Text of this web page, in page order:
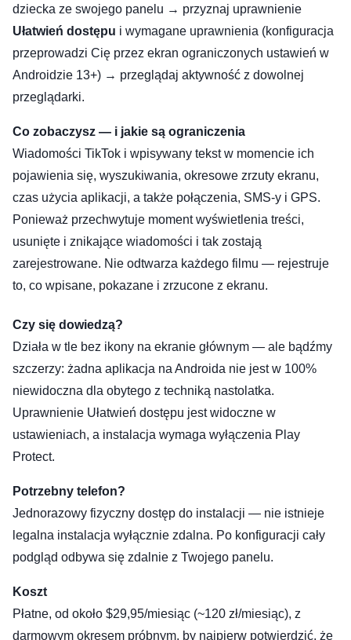
dziecka ze swojego panelu → przyznaj uprawnienie
Ułatwień dostępu i wymagane uprawnienia (konfiguracja
przeprowadzi Cię przez ekran ograniczonych ustawień w
Androidzie 13+) → przeglądaj aktywność z dowolnej
przeglądarki.
Co zobaczysz — i jakie są ograniczenia
Wiadomości TikTok i wpisywany tekst w momencie ich
pojawienia się, wyszukiwania, okresowe zrzuty ekranu,
czas użycia aplikacji, a także połączenia, SMS-y i GPS.
Ponieważ przechwytuje moment wyświetlenia treści,
usunięte i znikające wiadomości i tak zostają
zarejestrowane. Nie odtwarza każdego filmu — rejestruje
to, co wpisane, pokazane i zrzucone z ekranu.
Czy się dowiedzą?
Działa w tle bez ikony na ekranie głównym — ale bądźmy
szczerzy: żadna aplikacja na Androida nie jest w 100%
niewidoczna dla obytego z techniką nastolatka.
Uprawnienie Ułatwień dostępu jest widoczne w
ustawieniach, a instalacja wymaga wyłączenia Play
Protect.
Potrzebny telefon?
Jednorazowy fizyczny dostęp do instalacji — nie istnieje
legalna instalacja wyłącznie zdalna. Po konfiguracji cały
podgląd odbywa się zdalnie z Twojego panelu.
Koszt
Płatne, od około $29,95/miesiąc (~120 zł/miesiąc), z
darmowym okresem próbnym, by najpierw potwierdzić, że